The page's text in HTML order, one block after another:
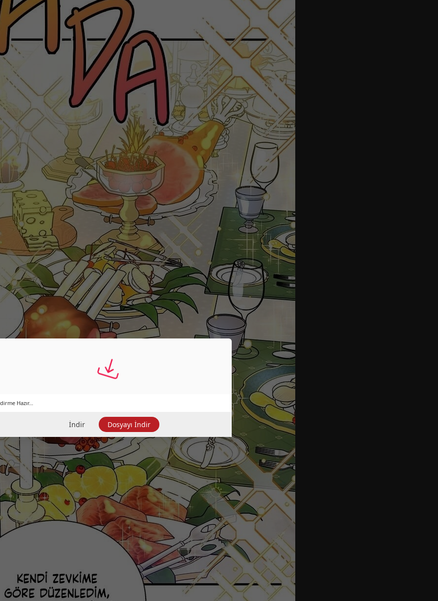
Hazır...
İndir Dosyayı İndir